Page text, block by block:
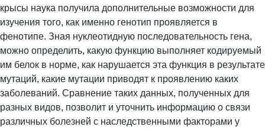
крысы наука получила дополнительные возможности для
изучения того, как именно генотип проявляется в
фенотипе. Зная нуклеотидную последовательность гена,
можно определить, какую функцию выполняет кодируемый
им белок в норме, как нарушается эта функция в результате
мутаций, какие мутации приводят к проявлению каких
заболеваний. Сравнение таких данных, полученных для
разных видов, позволит и уточнить информацию о связи
различных болезней с наследственными факторами у